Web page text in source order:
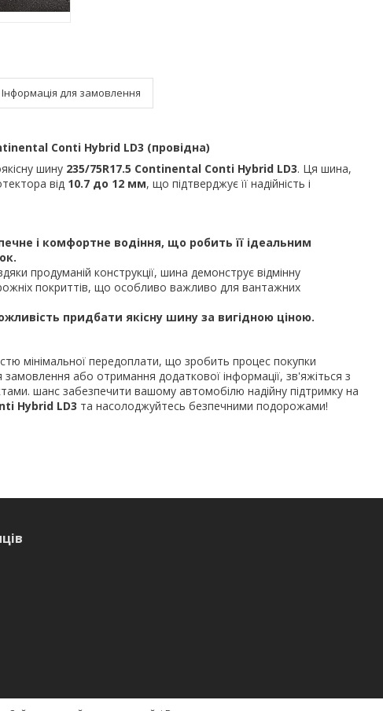
Інформація для замовлення
Conti Hybrid LD3 (провідна)
шину 235/75R17.5 Continental Conti Hybrid LD3. Ця шина,
від 10.7 до 12 мм, що підтверджує її надійність і
і комфортне водіння, що робить її ідеальним
продуманій конструкції, шина демонструє відмінну
покриттів, що особливо важливо для вантажних
придбати якісну шину за вигідною ціною.
мінімальної передоплати, що зробить процес покупки
або отримання додаткової інформації, зв'яжіться з
шанс забезпечити вашому автомобілю надійну підтримку на
Hybrid LD3 та насолоджуйтесь безпечними подорожами!